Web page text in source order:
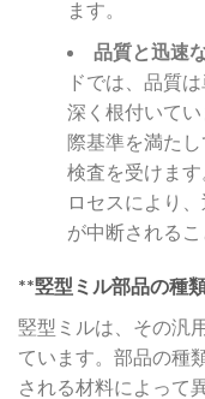
ます。
品質と迅速
ドでは、品質
深く根付いて
際基準を満た
検査を受けま
ロセスにより
が中断されるこ
**竪型ミル部品の種
竪型ミルは、その汎
ています。部品の種
される材料によって